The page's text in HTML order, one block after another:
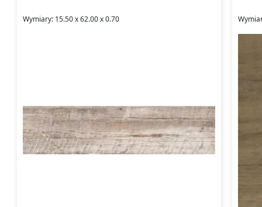
Wymiary: 15.50 x 62.00 x 0.70